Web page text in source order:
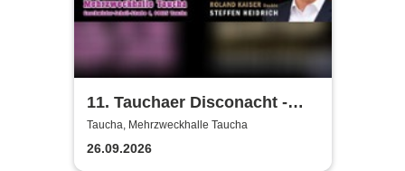
11. Tauchaer Disconacht -
Herbstedition
Taucha, Mehrzweckhalle Taucha
26.09.2026